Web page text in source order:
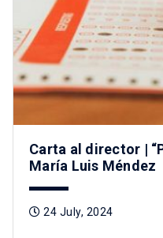
Carta al director |
María Luis Méndez
24 July, 2024